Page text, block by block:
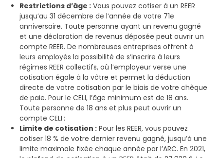
Restrictions d’âge : Vous pouvez cotiser à un REER
jusqu’au 31 décembre de l’année de votre 71e
anniversaire. Toute personne ayant un revenu gagné
et une déclaration de revenus déposée peut ouvrir un
compte REER. De nombreuses entreprises offrent à
leurs employés la possibilité de s’inscrire à leurs
régimes REER collectifs, où l’employeur verse une
cotisation égale à la vôtre et permet la déduction
directe de votre cotisation par le biais de votre chèque
de paie. Pour le CELI, l’âge minimum est de 18 ans.
Toute personne de 18 ans et plus peut ouvrir un
compte CELI ;
Limite de cotisation : Pour les REER, vous pouvez
cotiser 18 % de votre dernier revenu gagné, jusqu’à une
limite maximale fixée chaque année par l’ARC. En 2021,